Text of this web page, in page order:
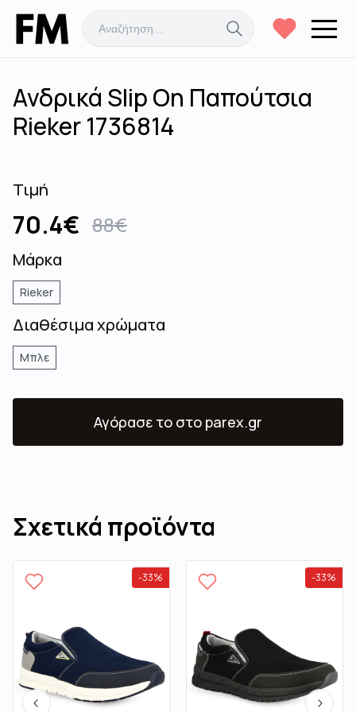
Ανδρικά Slip On Παπούτσια
Rieker 1736814
Τιμή
70.4€ 88€
Μάρκα
Rieker
Διαθέσιμα χρώματα
Μπλε
Αγόρασε το στο parex.gr
Σχετικά προϊόντα
-33% -33%